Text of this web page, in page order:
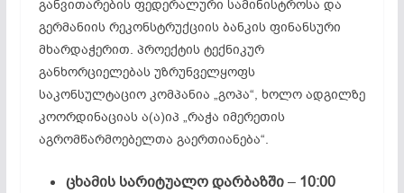
განვითარების ფედერალური სამინისტროსა და
გერმანიის რეკონსტრუქციის ბანკის ფინანსური
მხარდაჭერით. პროექტის ტექნიკურ
განხორციელებას უზრუნველყოფს
საკონსულტაციო კომპანია „გოპა“, ხოლო ადგილზე
კოორდინაციას ა(ა)იპ „რაჭა იმერეთის
აგრომწარმოებელთა გაერთიანება“.
ცხამის სარიტუალო დარბაზში– 10:00